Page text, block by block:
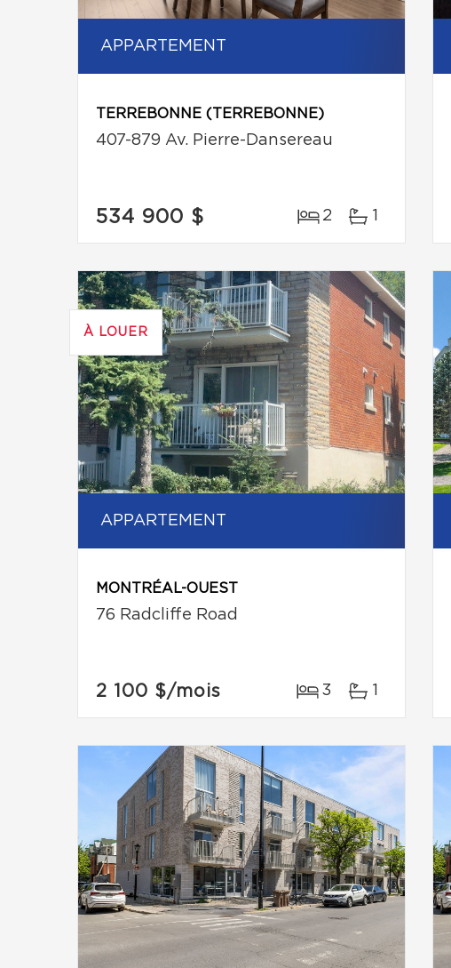
APPARTEMENT
TERREBONNE (TERREBONNE)
407-879 Av. Pierre-Dansereau
534 900 $ 2 1
À LOUER
APPARTEMENT
MONTRÉAL-OUEST
76 Radcliffe Road
2 100 $/mois 3 1